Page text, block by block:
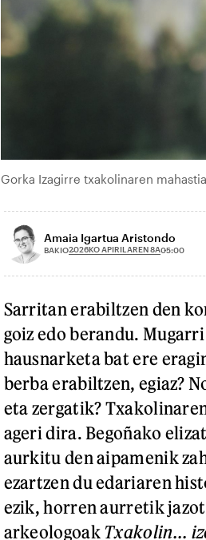
Gorka Izagirre txakolinaren
Amaia Igartua Aristondo
BAKIO2026KO APIRILAREN 8A05:00
Sarritan erabiltzen den
goiz edo berandu.
hausnarketa bat ere
berba erabiltzen, egiaz?
eta zergatik?
ageri dira. Begoñako
aurkitu den aipamenik
ezartzen du edariaren
ezik, horren aurretik
arkeologoak Txakolin...